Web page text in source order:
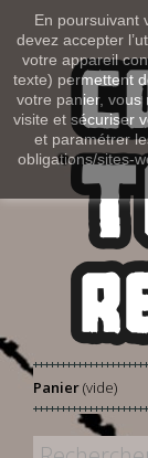
En poursuivant
devez accepter
votre appareil
texte) permettent
votre panier, vous
visite et sécuriser
et paramétrer
obligations/sites-
Panier(vide)